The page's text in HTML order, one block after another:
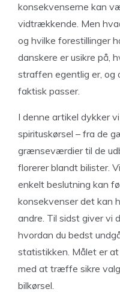
konsekvenserne kan
vidtrækkende. Men
og hvilke forestillinger
danskere er usikre på,
straffen egentlig er, og
faktisk passer.
I denne artikel dykker
spirituskørsel – fra de
grænseværdier til de
florerer blandt bilister.
enkelt beslutning kan
konsekvenser det kan
andre. Til sidst giver vi
hvordan du bedst
statistikken. Målet er
med at træffe sikre
bilkørsel.